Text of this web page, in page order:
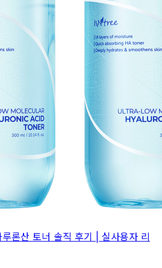
론산 토너 솔직 후기 | 실사용자 리